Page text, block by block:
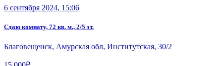
6 сентября 2024, 15:06
Сдаю комнату, 72 кв. м., 2/5 эт.
Благовещенск, Амурская обл, Институтская, 30/2